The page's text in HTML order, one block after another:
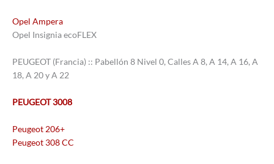
Opel Ampera
Opel Insignia ecoFLEX
PEUGEOT (Francia) :: Pabellón 8 Nivel 0, Calles A 8, A 14, A 16, A
18, A 20 y A 22
PEUGEOT 3008
Peugeot 206+
Peugeot 308 CC